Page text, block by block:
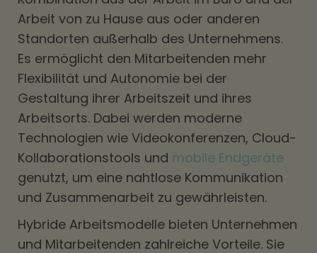
Arbeit von zu Hause aus oder anderen
Standorten außerhalb des Unternehmens.
Es ermöglicht den Mitarbeitenden mehr
Flexibilität und Autonomie bei der
Gestaltung ihrer Arbeitszeit und ihres
Arbeitsorts. Dabei werden moderne
Technologien wie Videokonferenzen, Cloud-
Kollaborationstools und mobile Endgeräte
genutzt, um eine nahtlose Kommunikation
und Zusammenarbeit zu gewährleisten.
Hybride Arbeitsmodelle bieten Unternehmen
und Mitarbeitenden zahlreiche Vorteile. Sie